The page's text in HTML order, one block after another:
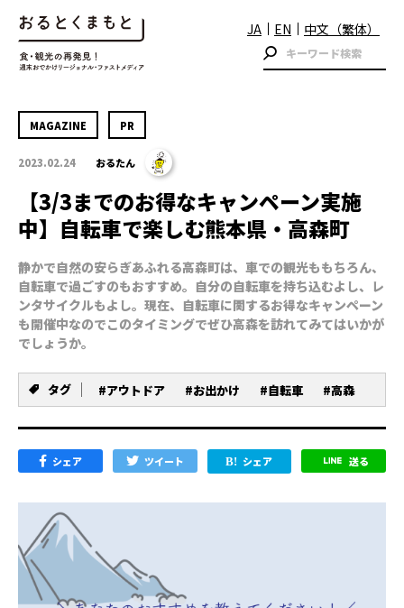
JA EN 中文（繁体）
MAGAZINE PR
2023.02.24 おるたん
【3/3までのお得なキャンペーン実施
中】自転車で楽しむ熊本県・高森町
静かで自然の安らぎあふれる高森町は、車での観光ももちろん、
自転車で過ごすのもおすすめ。自分の自転車を持ち込むよし、レ
ンタサイクルもよし。現在、自転車に関するお得なキャンペーン
も開催中なのでこのタイミングでぜひ高森を訪れてみてはいかが
でしょうか。
タグ #アウトドア #お出かけ #自転車 #高森
シェア ツイート シェア 送る